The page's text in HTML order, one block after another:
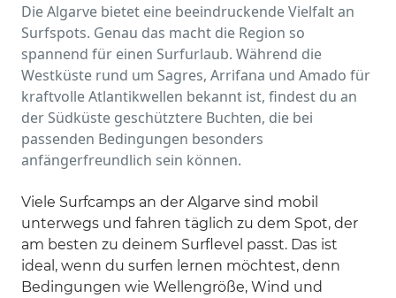
Die Algarve bietet eine beeindruckende Vielfalt an
Surfspots. Genau das macht die Region so
spannend für einen Surfurlaub. Während die
Westküste rund um Sagres, Arrifana und Amado für
kraftvolle Atlantikwellen bekannt ist, findest du an
der Südküste geschütztere Buchten, die bei
passenden Bedingungen besonders
anfängerfreundlich sein können.
Viele Surfcamps an der Algarve sind mobil
unterwegs und fahren täglich zu dem Spot, der
am besten zu deinem Surflevel passt. Das ist
ideal, wenn du surfen lernen möchtest, denn
Bedingungen wie Wellengröße, Wind und